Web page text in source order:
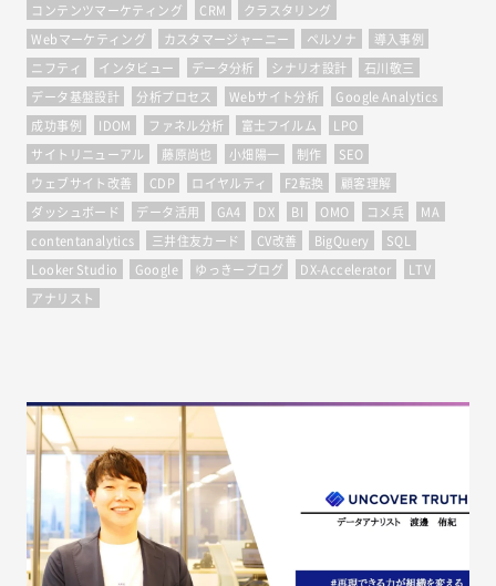
コンテンツマーケティング CRM クラスタリング
Webマーケティング カスタマージャーニー ペルソナ 導入事例
ニフティ インタビュー データ分析 シナリオ設計 石川敬三
データ基盤設計 分析プロセス Webサイト分析 Google Analytics
成功事例 IDOM ファネル分析 富士フイルム LPO
サイトリニューアル 藤原尚也 小畑陽一 制作 SEO
ウェブサイト改善 CDP ロイヤルティ F2転換 顧客理解
ダッシュボード データ活用 GA4 DX BI OMO コメ兵 MA
contentanalytics 三井住友カード CV改善 BigQuery SQL
Looker Studio Google ゆっきーブログ DX-Accelerator LTV
アナリスト